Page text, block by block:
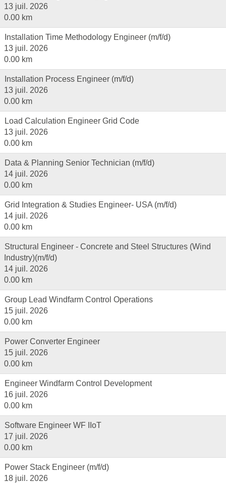
13 juil. 2026
0.00 km
Installation Time Methodology Engineer (m/f/d)
13 juil. 2026
0.00 km
Installation Process Engineer (m/f/d)
13 juil. 2026
0.00 km
Load Calculation Engineer Grid Code
13 juil. 2026
0.00 km
Data & Planning Senior Technician (m/f/d)
14 juil. 2026
0.00 km
Grid Integration & Studies Engineer- USA (m/f/d)
14 juil. 2026
0.00 km
Structural Engineer - Concrete and Steel Structures (Wind
Industry)(m/f/d)
14 juil. 2026
0.00 km
Group Lead Windfarm Control Operations
15 juil. 2026
0.00 km
Power Converter Engineer
15 juil. 2026
0.00 km
Engineer Windfarm Control Development
16 juil. 2026
0.00 km
Software Engineer WF IIoT
17 juil. 2026
0.00 km
Power Stack Engineer (m/f/d)
18 juil. 2026